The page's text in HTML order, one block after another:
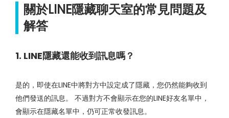
關於LINE隱藏聊天室的常見問題及
解答
1. LINE隱藏還能收到訊息嗎？
是的，即使在LINE中將對方中設定成了隱藏，您仍然能夠收到
他們發送的訊息。 不過對方不會顯示在您的LINE好友名單中，
會顯示在隱藏名單中，仍可正常收發訊息。